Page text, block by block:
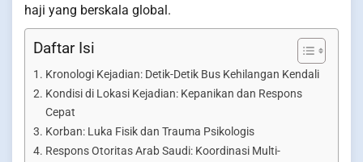
haji yang berskala global.
Daftar Isi
Kronologi Kejadian: Detik-Detik Bus Kehilangan Kendali
Kondisi di Lokasi Kejadian: Kepanikan dan Respons
Cepat
Korban: Luka Fisik dan Trauma Psikologis
Respons Otoritas Arab Saudi: Koordinasi Multi-